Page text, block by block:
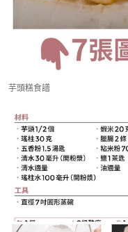
芋頭糕食譜